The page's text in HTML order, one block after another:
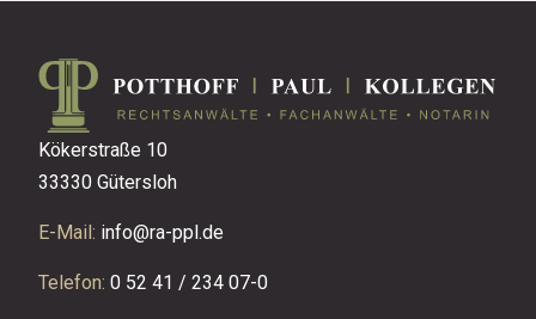
Kökerstraße 10
33330 Gütersloh
E-Mail: info@ra-ppl.de
Telefon: 0 52 41 / 234 07-0